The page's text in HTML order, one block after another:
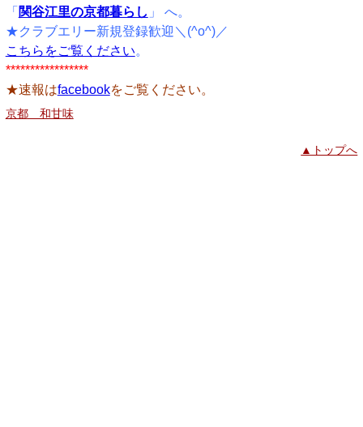
「 関谷江里の京都暮らし 」 へ。
★クラブエリー新規登録歓迎＼(^o^)／
こちらをご覧ください。
*****************
★速報はfacebookをご覧ください。
京都 和甘味
▲トップへ